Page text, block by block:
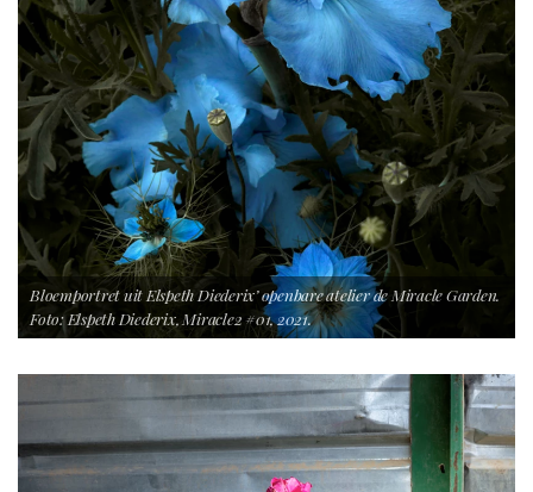
Bloemportret uit Elspeth Diederix’ openbare atelier de Miracle Garden.
Foto: Elspeth Diederix, Miracle2 #01, 2021.